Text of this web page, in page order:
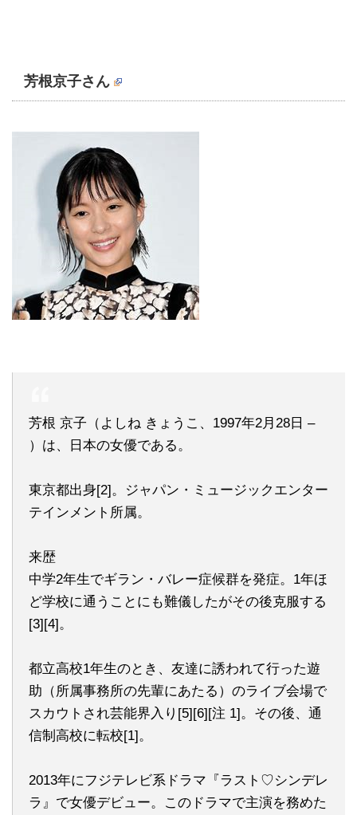
芳根京子さん
芳根 京子（よしね きょうこ、1997年2月28日 –
）は、日本の女優である。
東京都出身[2]。ジャパン・ミュージックエンター
テインメント所属。
来歴
中学2年生でギラン・バレー症候群を発症。1年ほ
ど学校に通うことにも難儀したがその後克服する
[3][4]。
都立高校1年生のとき、友達に誘われて行った遊
助（所属事務所の先輩にあたる）のライブ会場で
スカウトされ芸能界入り[5][6][注 1]。その後、通
信制高校に転校[1]。
2013年にフジテレビ系ドラマ『ラスト♡シンデレ
ラ』で女優デビュー。このドラマで主演を務めた